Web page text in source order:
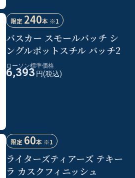
限定 240本 ※1
バスカー スモールバッチ シ
ングルポットスチルバッチ2
ローソン標準価格
6,393円(税込)
限定 60本 ※1
ライターズティアーズ テキー
ラ カスクフィニッシュ